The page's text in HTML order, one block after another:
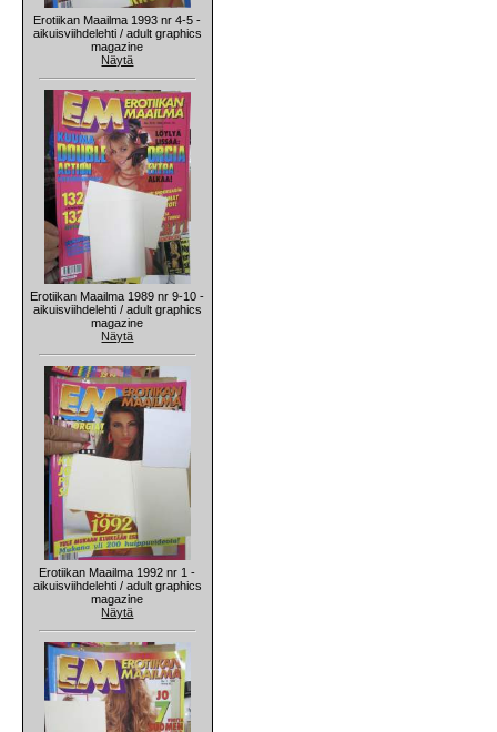
Erotiikan Maailma 1993 nr 4-5 -
aikuisviihdelehti / adult graphics
magazine
Näytä
Erotiikan Maailma 1989 nr 9-10 -
aikuisviihdelehti / adult graphics
magazine
Näytä
Erotiikan Maailma 1992 nr 1 -
aikuisviihdelehti / adult graphics
magazine
Näytä